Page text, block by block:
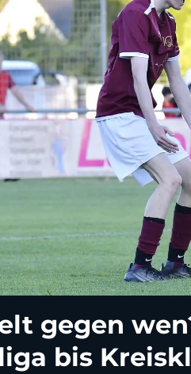
gegen
bis